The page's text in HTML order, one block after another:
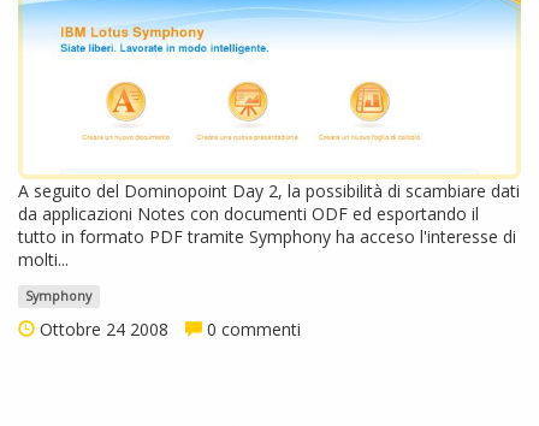
A seguito del Dominopoint Day 2, la possibilità di scambiare dati
da applicazioni Notes con documenti ODF ed esportando il
tutto in formato PDF tramite Symphony ha acceso l'interesse di
molti...
Symphony
Ottobre 24 2008 0 commenti